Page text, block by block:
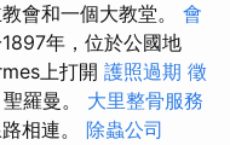
會和一個大教堂。 會
年，位於公國地
上打開 護照過期 徵
羅曼。 大里整骨服務
相連。 除蟲公司